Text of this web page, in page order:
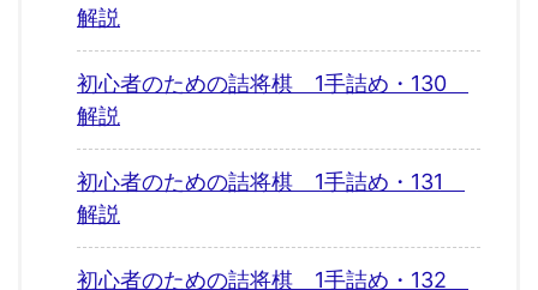
解説
初心者のための詰将棋 1手詰め・130
解説
初心者のための詰将棋 1手詰め・131
解説
初心者のための詰将棋 1手詰め・132